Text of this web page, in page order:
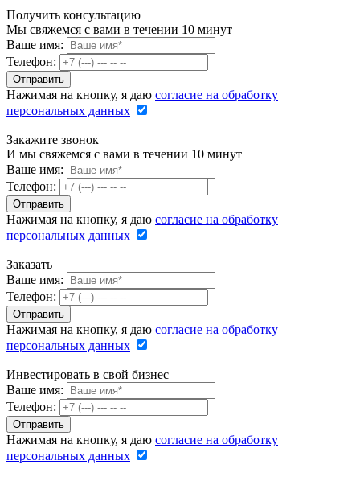
Получить консультацию
Мы свяжемся с вами в течении 10 минут
Ваше имя:
Телефон:
Нажимая на кнопку, я даю согласие на обработку
персональных данных
Закажите звонок
И мы свяжемся с вами в течении 10 минут
Ваше имя:
Телефон:
Нажимая на кнопку, я даю согласие на обработку
персональных данных
Заказать
Ваше имя:
Телефон:
Нажимая на кнопку, я даю согласие на обработку
персональных данных
Инвестировать в свой бизнес
Ваше имя:
Телефон:
Нажимая на кнопку, я даю согласие на обработку
персональных данных